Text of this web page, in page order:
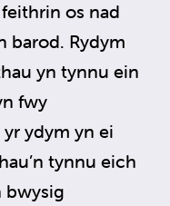
os nad
barod. Rydym
yn tynnu ein
fwy
ydym yn ei
tynnu eich
bwysig